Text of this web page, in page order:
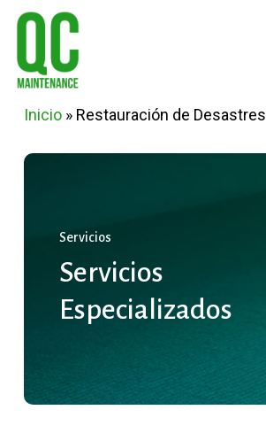
Skip
main
Inicio» Restauración de Desastres
Servicios
Servicios
Especializados